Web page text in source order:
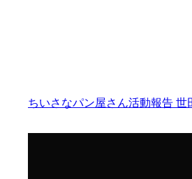
ちいさなパン屋さん活動報告 世